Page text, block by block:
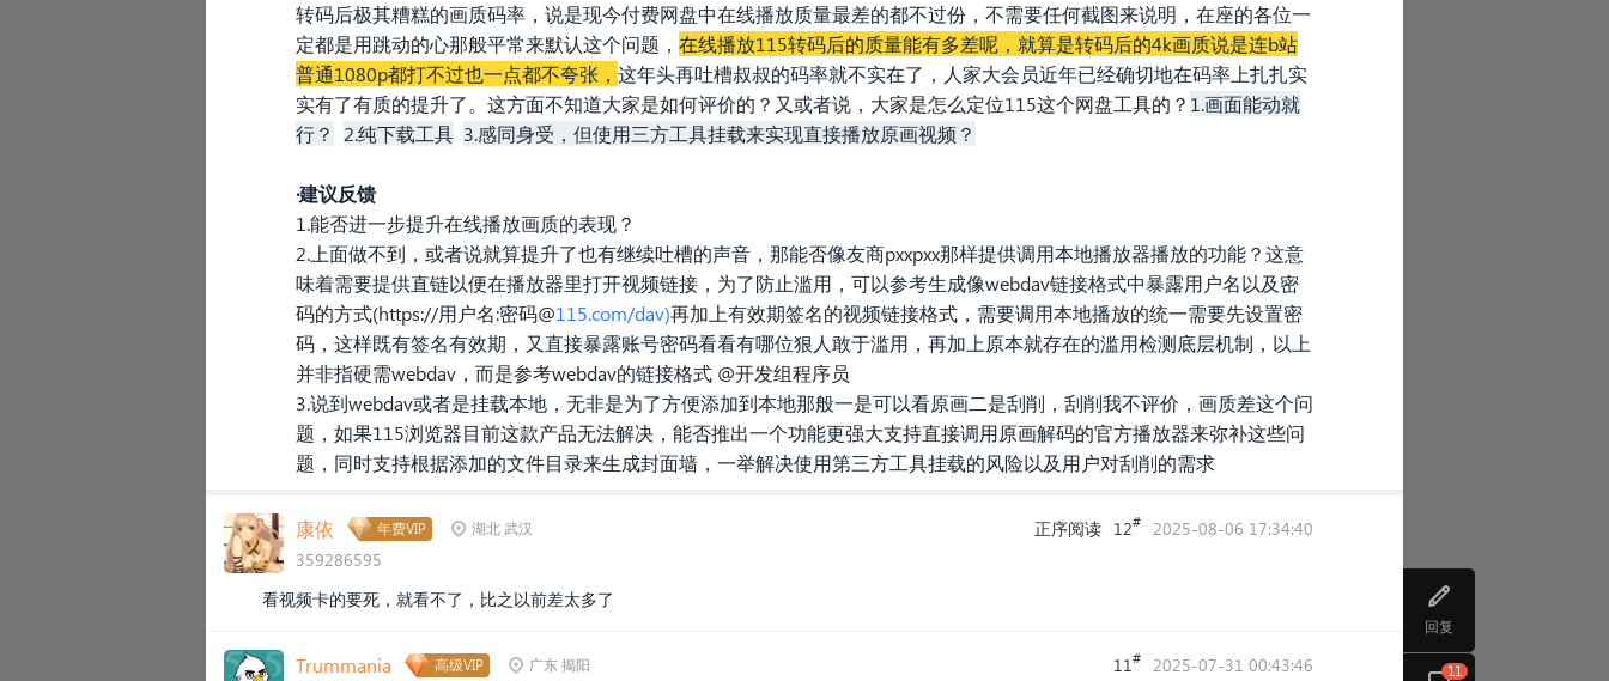
回复
11
转码后极其糟糕的画质码率，说是现今付费网盘中在线播放质量最差的都不过份，不需要任何截图来说明，在座的各位一
定都是用跳动的心那般平常来默认这个问题， 在线播放115转码后的质量能有多差呢，就算是转码后的4k画质说是连b站
普通1080p都打不过也一点都不夸张， 这年头再吐槽叔叔的码率就不实在了，人家大会员近年已经确切地在码率上扎扎实
实有了有质的提升了。这方面不知道大家是如何评价的？又或者说，大家是怎么定位115这个网盘工具的？ 1.画面能动就
行？
2.纯下载工具 3.感同身受，但使用三方工具挂载来实现直接播放原画视频？
·建议反馈
1.能否进一步提升在线播放画质的表现？
2.上面做不到，或者说就算提升了也有继续吐槽的声音，那能否像友商pxxpxx那样提供调用本地播放器播放的功能？这意
味着需要提供直链以便在播放器里打开视频链接，为了防止滥用，可以参考生成像webdav链接格式中暴露用户名以及密
码的方式(https://用户名:密码@115.com/dav)再加上有效期签名的视频链接格式，需要调用本地播放的统一需要先设置密
码，这样既有签名有效期，又直接暴露账号密码看看有哪位狠人敢于滥用，再加上原本就存在的滥用检测底层机制，以上
并非指硬需webdav，而是参考webdav的链接格式 @开发组程序员
3.说到webdav或者是挂载本地，无非是为了方便添加到本地那般一是可以看原画二是刮削，刮削我不评价，画质差这个问
题，如果115浏览器目前这款产品无法解决，能否推出一个功能更强大支持直接调用原画解码的官方播放器来弥补这些问
题，同时支持根据添加的文件目录来生成封面墙，一举解决使用第三方工具挂载的风险以及用户对刮削的需求
康依 年费VIP 湖北 武汉
359286595
正序阅读 12# 2025-08-06 17:34:40
看视频卡的要死，就看不了，比之以前差太多了
Trummania 高级VIP 广东 揭阳 11# 2025-07-31 00:43:46